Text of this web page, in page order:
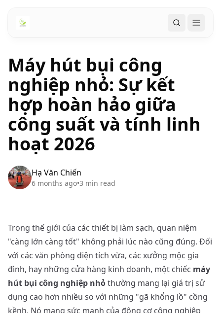
Search
Máy hút bụi công
nghiệp nhỏ: Sự kết
hợp hoàn hảo giữa
công suất và tính linh
hoạt 2026
Hạ Văn Chiến
6 months ago•3 min read
Trong thế giới của các thiết bị làm sạch, quan niệm
"càng lớn càng tốt" không phải lúc nào cũng đúng. Đối
với các văn phòng diện tích vừa, các xưởng mộc gia
đình, hay những cửa hàng kinh doanh, một chiếc máy
hút bụi công nghiệp nhỏthường mang lại giá trị sử
dụng cao hơn nhiều so với những "gã khổng lồ" cồng
kềnh. Nó mang sức mạnh của động cơ công nghiệp